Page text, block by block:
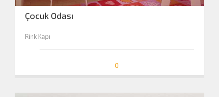
Çocuk Odası
Rink Kapı
0